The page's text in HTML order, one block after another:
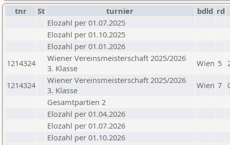
tnr St turnier bdld rd
Elozahl per 01.07.2025
Elozahl per 01.10.2025
Elozahl per 01.01.2026
1214324
Wiener Vereinsmeisterschaft 2025/2026
3. Klasse
Wien 5
1214324
Wiener Vereinsmeisterschaft 2025/2026
3. Klasse
Wien 7
Gesamtpartien 2
Elozahl per 01.04.2026
Elozahl per 01.07.2026
Elozahl per 01.10.2026